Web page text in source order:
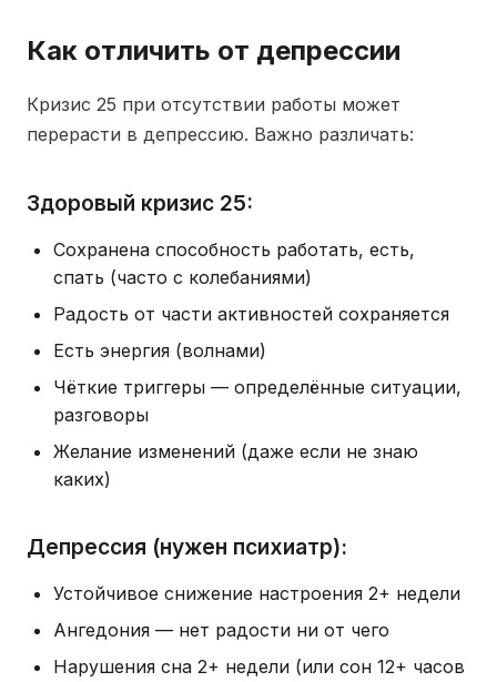
Как отличить от депрессии
Кризис 25 при отсутствии работы может
перерасти в депрессию. Важно различать:
Здоровый кризис 25:
Сохранена способность работать, есть,
спать (часто с колебаниями)
Радость от части активностей сохраняется
Есть энергия (волнами)
Чёткие триггеры — определённые ситуации,
разговоры
Желание изменений (даже если не знаю
каких)
Депрессия (нужен психиатр):
Устойчивое снижение настроения 2+ недели
Ангедония — нет радости ни от чего
Нарушения сна 2+ недели (или сон 12+ часов